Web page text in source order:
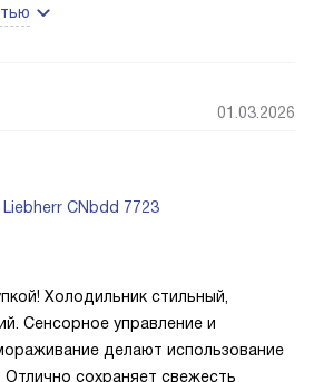
01.03.2026
CNbdd 7723
Холодильник стильный,
Сенсорное управление и
делают использование
сохраняет свежесть